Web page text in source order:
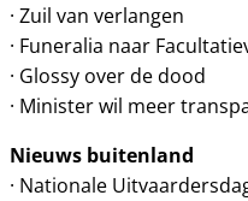
· Zuil van verlangen
· Funeralia naar
· Glossy over de dood
· Minister wil meer
Nieuws buitenland
· Nationale